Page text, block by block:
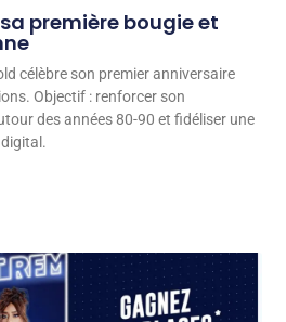
première bougie et
célèbre son premier anniversaire
Objectif : renforcer son
des années 80-90 et fidéliser une